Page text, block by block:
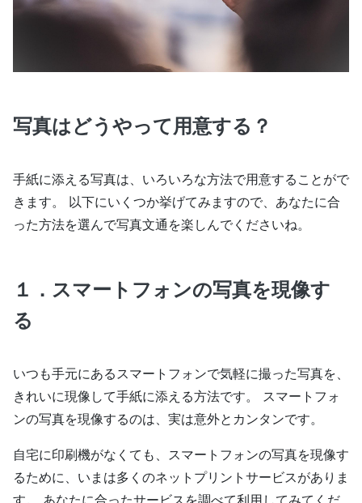
写真はどうやって用意する？
手紙に添える写真は、いろいろな方法で用意することがで
きます。 以下にいくつか挙げてみますので、あなたに合
った方法を選んで写真文通を楽しんでくださいね。
１．スマートフォンの写真を現像す
る
いつも手元にあるスマートフォンで気軽に撮った写真を、
きれいに現像して手紙に添える方法です。 スマートフォ
ンの写真を現像するのは、実は意外とカンタンです。
自宅に印刷機がなくても、スマートフォンの写真を現像す
るために、いまは多くのネットプリントサービスがありま
す。 あなたに合ったサービスを調べて利用してみてくだ